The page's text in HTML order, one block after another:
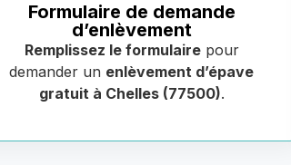
Formulaire de demande
d’enlèvement
Remplissez le formulairepour
demander un enlèvement d’épave
gratuit à Chelles (77500).